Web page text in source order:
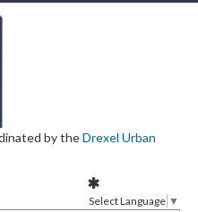
by theDrexel Urban
Select Language ▼